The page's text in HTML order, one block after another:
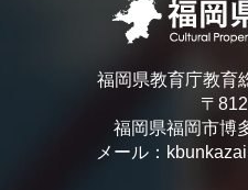
福岡県教育庁教育
〒
福岡県福岡市博
メール：